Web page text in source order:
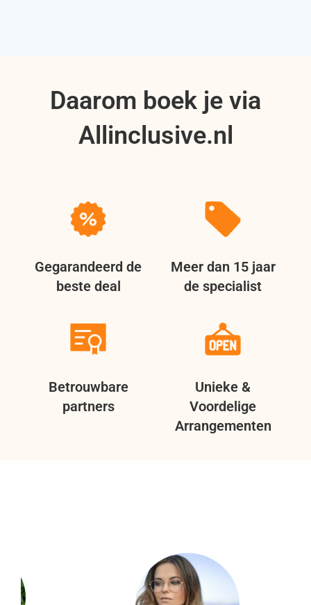
Daarom boek je via
Allinclusive.nl
Gegarandeerd de
beste deal
Meer dan 15 jaar
de specialist
Betrouwbare
partners
Unieke &
Voordelige
Arrangementen